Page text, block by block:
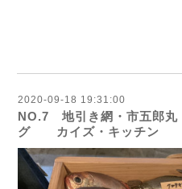
2020-09-18 19:31:00
NO.7 地引き網・市五
グ カイズ・キッチン